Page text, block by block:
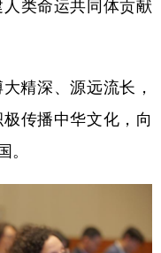
南 西藏
龙江
本語 한국어
类命运共同体贡献
精深、源远流长，
传播中华文化，向
。